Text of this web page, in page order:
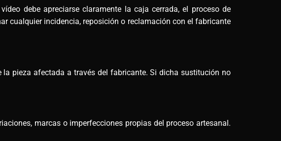
debe apreciarse claramente la caja cerrada, el proceso de
cualquier incidencia, reposición o reclamación con el fabricante
pieza afectada a través del fabricante. Si dicha sustitución no
marcas o imperfecciones propias del proceso artesanal.